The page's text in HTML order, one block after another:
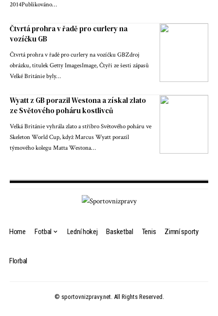
2014Publikováno…
Čtvrtá prohra v řadě pro curlery na
vozíčku GB
Čtvrtá prohra v řadě pro curlery na vozíčku GBZdroj
obrázku, titulek Getty ImagesImage, Čtyři ze šesti zápasů
Velké Británie byly…
Wyatt z GB porazil Westona a získal zlato
ze Světového poháru kostlivců
Velká Británie vyhrála zlato a stříbro Světového poháru ve
Skeleton World Cup, když Marcus Wyatt porazil
týmového kolegu Matta Westona…
Home Fotbal Lední hokej Basketbal Tenis Zimní sporty
Florbal
© sportovnizpravy.net. All Rights Reserved.